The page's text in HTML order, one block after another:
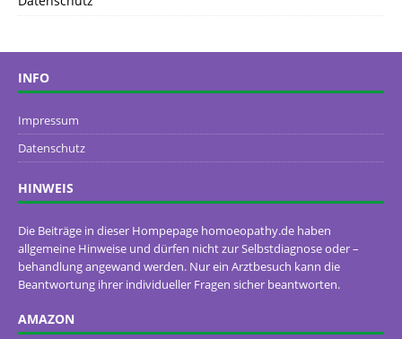
INFO
Impressum
Datenschutz
HINWEIS
Die Beiträge in dieser Hompepage homoeopathy.de haben
allgemeine Hinweise und dürfen nicht zur Selbstdiagnose oder –
behandlung angewand werden. Nur ein Arztbesuch kann die
Beantwortung ihrer individueller Fragen sicher beantworten.
AMAZON